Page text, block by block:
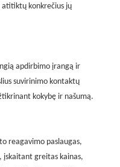
konkrečius jų
apdirbimo įrangą ir
suvirinimo kontaktų
kokybę ir našumą.
reagavimo paslaugas,
greitas kainas,